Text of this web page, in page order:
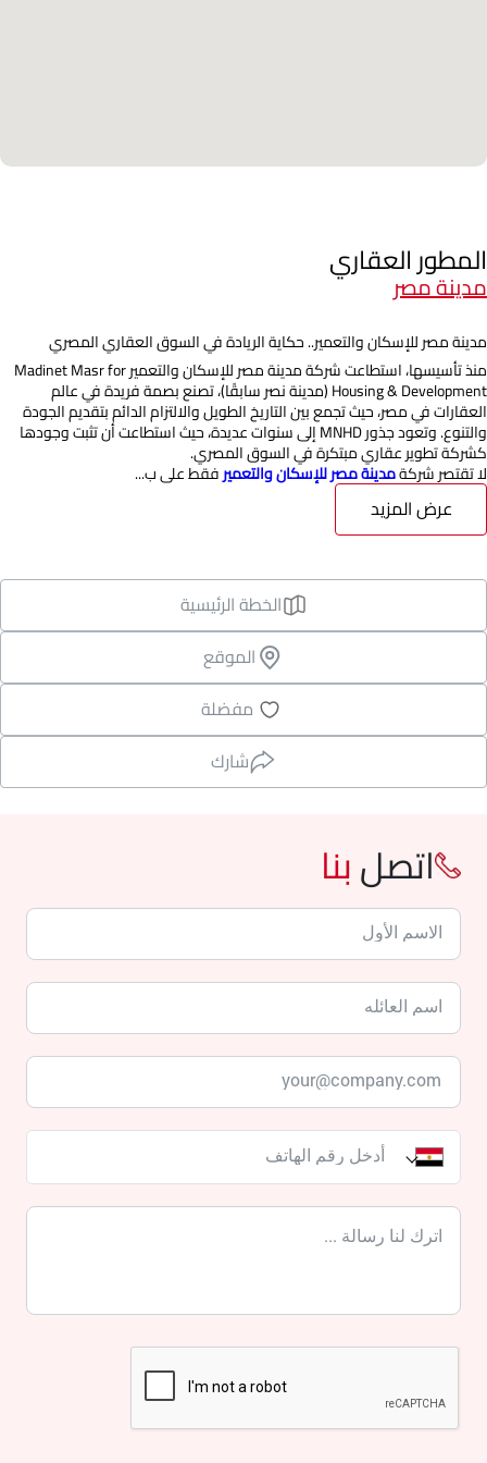
المطور العقاري
مدينة مصر
مدينة مصر للإسكان والتعمير.. حكاية الريادة في السوق العقاري المصري
منذ تأسيسها، استطاعت شركة مدينة مصر للإسكان والتعمير Madinet Masr for
Housing & Development (مدينة نصر سابقًا)، تصنع بصمة فريدة في عالم
العقارات في مصر، حيث تجمع بين التاريخ الطويل والالتزام الدائم بتقديم الجودة
والتنوع. وتعود جذور MNHD إلى سنوات عديدة، حيث استطاعت أن تثبت وجودها
كشركة تطوير عقاري مبتكرة في السوق المصري.
لا تقتصر شركةمدينة مصر للإسكان والتعميرفقط على ب...
عرض المزيد
الخطة الرئيسية
الموقع
مفضلة
شارك
اتصلبنا